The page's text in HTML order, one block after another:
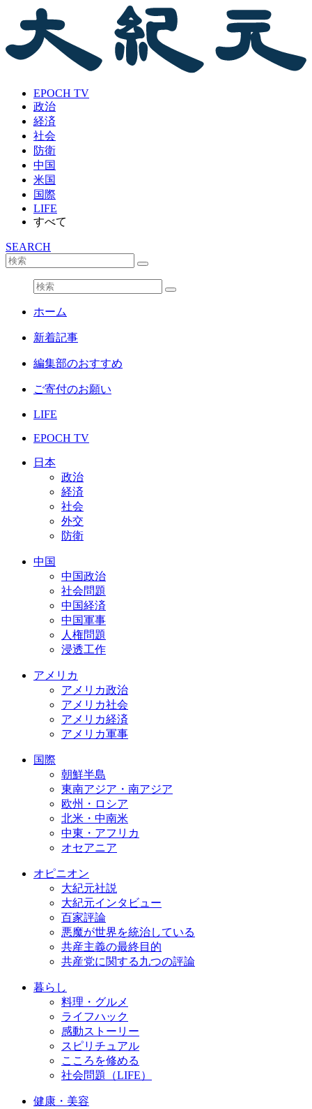
EPOCH TV
政治
経済
社会
防衛
中国
米国
国際
LIFE
すべて
SEARCH
ホーム
新着記事
編集部のおすすめ
ご寄付のお願い
LIFE
EPOCH TV
日本
政治
経済
社会
外交
防衛
中国
中国政治
社会問題
中国経済
中国軍事
人権問題
浸透工作
アメリカ
アメリカ政治
アメリカ社会
アメリカ経済
アメリカ軍事
国際
朝鮮半島
東南アジア・南アジア
欧州・ロシア
北米・中南米
中東・アフリカ
オセアニア
オピニオン
大紀元社説
大紀元インタビュー
百家評論
悪魔が世界を統治している
共産主義の最終目的
共産党に関する九つの評論
暮らし
料理・グルメ
ライフハック
感動ストーリー
スピリチュアル
こころを修める
社会問題（LIFE）
健康・美容